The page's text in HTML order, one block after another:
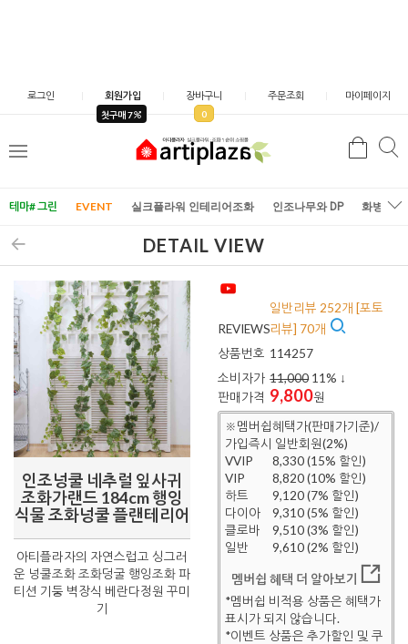
로그인 회원가입
첫구매 7
장바구니
0
주문조회 마이페이지
메
검
테마# 그린 EVENT 실크플라워 인테리어조화 인조나무와 DP 화병/화
DETAIL VIEW
인조넝쿨 네추럴 잎사귀
조화가랜드 184cm 행잉
식물 조화넝쿨 플랜테리어
아티플라자의 자연스럽고 싱그러
운 넝쿨조화 조화덩굴 행잉조화 파
티션 기둥 벽장식 베란다정원 꾸미
기
REVIEWS
일반리뷰 252개 [포토
리뷰] 70개
상품번호 114257
소비자가 11,000 11% ↓
판매가격 9,800원
※멤버쉽혜택가(판매가기준)/
가입즉시 일반회원(2%)
VVIP
8,330 (15% 할인)
VIP
8,820 (10% 할인)
하트
9,120 (7% 할인)
다이아
9,310 (5% 할인)
클로바
9,510 (3% 할인)
일반
9,610 (2% 할인)
멤버쉽 혜택 더 알아보기
*멤버쉽 비적용 상품은 혜택가
표시가 되지 않습니다.
*이벤트 상품은 추가할인 및 쿠